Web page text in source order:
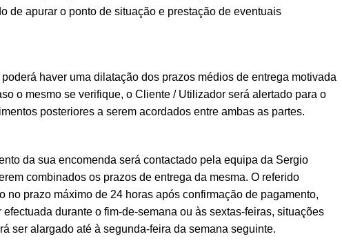
de apurar o ponto de situação e prestação de eventuais
haver uma dilatação dos prazos médios de entrega motivada
o mesmo se verifique, o Cliente / Utilizador será alertado para o
posteriores a serem acordados entre ambas as partes.
da sua encomenda será contactado pela equipa da Sergio
combinados os prazos de entrega da mesma. O referido
no prazo máximo de 24 horas após confirmação de pagamento,
efectuada durante o fim-de-semana ou às sextas-feiras, situações
ser alargado até à segunda-feira da semana seguinte.